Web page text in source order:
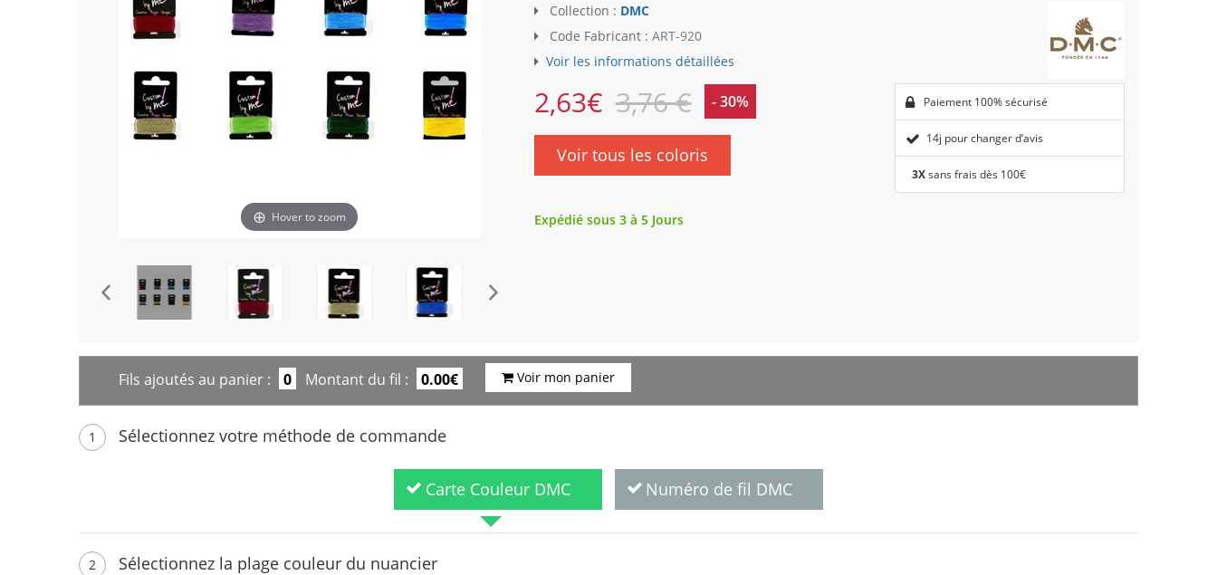
Hover to zoom
Collection : DMC
Code Fabricant : ART-920
Voir les informations détaillées
2,63€ 3,76 € - 30%
Voir tous les coloris
Paiement 100% sécurisé
14j pour changer d’avis
3Xsans frais dès 100€
Expédié sous 3 à 5 Jours
Fils ajoutés au panier : 0 Montant du fil : 0.00€ Voir mon panier
1 Sélectionnez votre méthode de commande
Carte Couleur DMC Numéro de fil DMC
2 Sélectionnez la plage couleur du nuancier